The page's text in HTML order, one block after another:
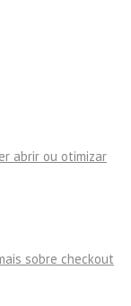
abrir ou otimizar
sobre checkout